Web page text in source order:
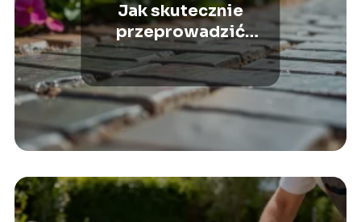
Jak skutecznie
przeprowadzić
czyszczenie kostki
brukowej?